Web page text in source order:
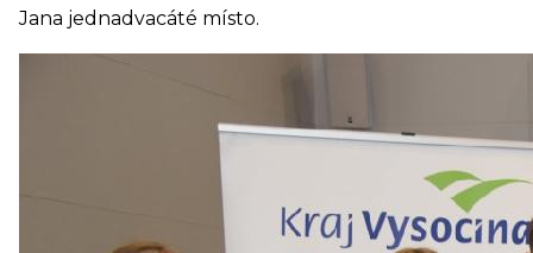
Jana jednadvacáté místo.